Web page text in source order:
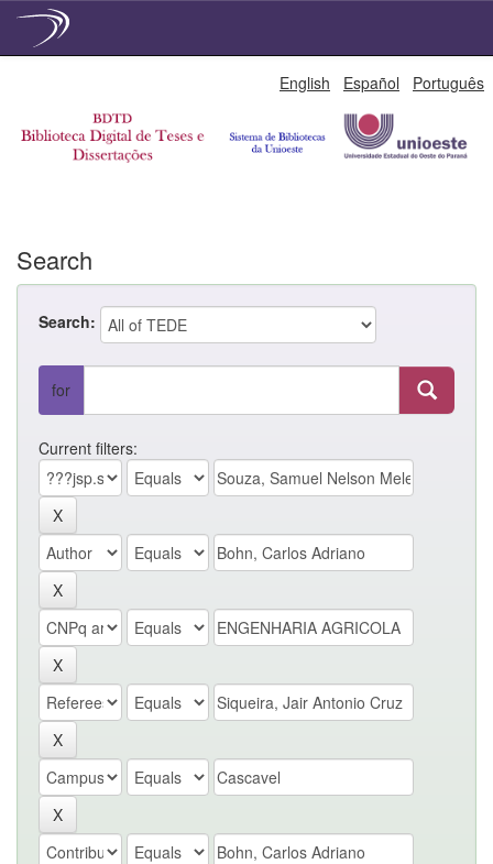
English Español Português
Search
Search:
for
Current filters: